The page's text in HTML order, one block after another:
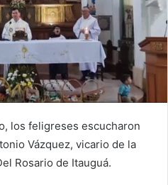
los feligreses escucharon
Vázquez, vicario de la
Rosario de Itauguá.